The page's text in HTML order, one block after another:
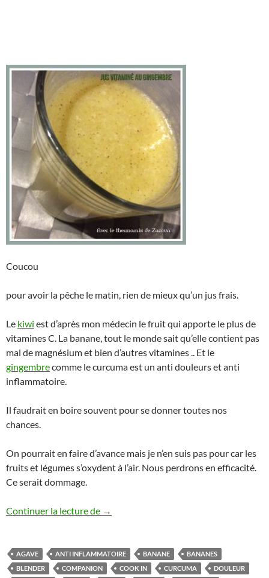
Coucou
pour avoir la pêche le matin, rien de mieux qu’un jus frais.
Le kiwi est d’après mon médecin le fruit qui apporte le plus de
vitamines C. La banane, tout le monde sait qu’elle contient pas
mal de magnésium et bien d’autres vitamines .. Et le
gingembrecomme le curcuma est un anti douleurs et anti
inflammatoire.
Il faudrait en boire souvent pour se donner toutes nos
chances.
On pourrait en faire d’avance mais je n’en suis pas pour car les
fruits et légumes s’oxydent à l’air. Nous perdrons en efficacité.
Ce serait dommage.
Continuer la lecture de Jus vitaminé au gingembre kiwi et
→
AGAVE ANTI INFLAMMATOIRE BANANE
BANANES
BLENDER
COMPANION COOK IN CURCUMA
DOULEUR